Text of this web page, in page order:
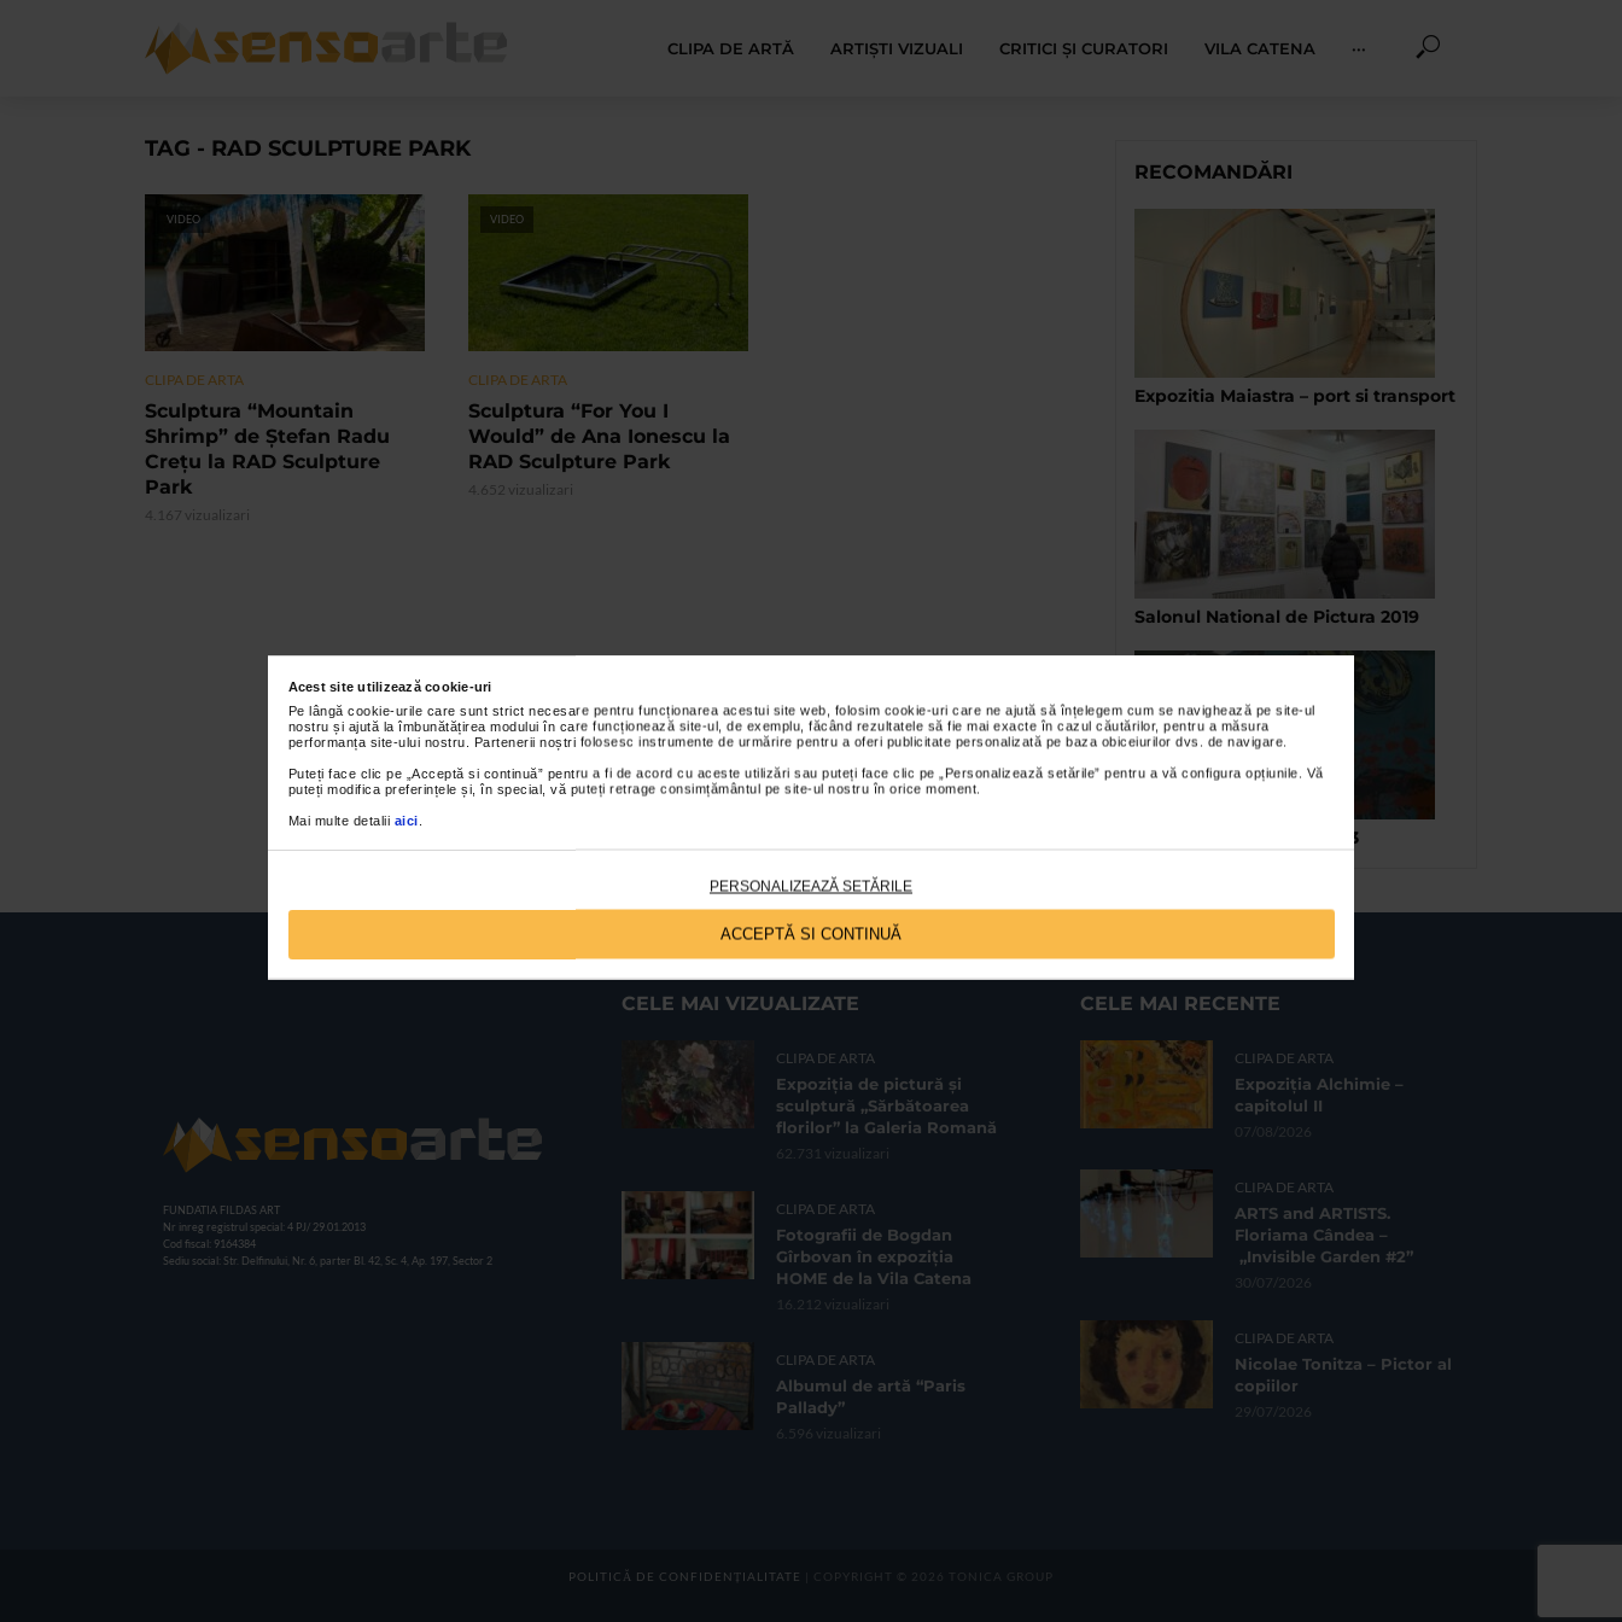
Acest site utilizează cookie-uri
Pe lângă cookie-urile care sunt strict necesare pentru funcționarea acestui site web, folosim cookie-uri care ne ajută să înțelegem cum se navighează pe site-ul
nostru și ajută la îmbunătățirea modului în care funcționează site-ul, de exemplu, făcând rezultatele să fie mai exacte în cazul căutărilor, pentru a măsura
performanța site-ului nostru. Partenerii noștri folosesc instrumente de urmărire pentru a oferi publicitate personalizată pe baza obiceiurilor dvs. de navigare.
Puteți face clic pe „Acceptă si continuă” pentru a fi de acord cu aceste utilizări sau puteți face clic pe „Personalizează setările” pentru a vă configura opțiunile. Vă
puteți modifica preferințele și, în special, vă puteți retrage consimțământul pe site-ul nostru în orice moment.
Mai multe detalii aici
PERSONALIZEAZĂ SETĂRILE
ACCEPTĂ SI CONTINUĂ
CLIPA DE ARTĂ ARTIȘTI VIZUALI CRITICI ȘI CURATORI VILA CATENA ···
TAG - RAD SCULPTURE PARK
VIDEO
CLIPA DE ARTA
Sculptura “Mountain
Shrimp” de Ștefan Radu
Crețu la RAD Sculpture
Park
4.167 vizualizari
VIDEO
CLIPA DE ARTA
Sculptura “For You I
Would” de Ana Ionescu la
RAD Sculpture Park
4.652 vizualizari
RECOMANDĂRI
Expozitia Maiastra – port si transport
Salonul National de Pictura 2019
Grafica Romaneasca 2013
FUNDATIA FILDAS ART
Nr inreg registrul special: 4 PJ/ 29.01.2013
Cod fiscal: 9164384
Sediu social: Str. Delfinului, Nr. 6, parter Bl. 42, Sc. 4, Ap. 197, Sector 2
CELE MAI VIZUALIZATE
CLIPA DE ARTA
Expoziția de pictură și
sculptură „Sărbătoarea
florilor” la Galeria Romană
62.731 vizualizari
CLIPA DE ARTA
Fotografii de Bogdan
Gîrbovan în expoziția
HOME de la Vila Catena
16.212 vizualizari
CLIPA DE ARTA
Albumul de artă “Paris
Pallady”
6.596 vizualizari
CELE MAI RECENTE
CLIPA DE ARTA
Expoziția Alchimie –
capitolul II
07/08/2026
CLIPA DE ARTA
ARTS and ARTISTS.
Floriama Cândea –
„Invisible Garden #2”
30/07/2026
CLIPA DE ARTA
Nicolae Tonitza – Pictor al
copiilor
29/07/2026
POLITICĂ DE CONFIDENȚIALITATE | COPYRIGHT © 2026 TONICA GROUP